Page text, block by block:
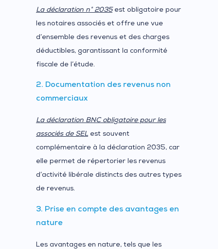
La déclaration n° 2035est obligatoire pour
les notaires associés et offre une vue
d’ensemble des revenus et des charges
déductibles, garantissant la conformité
fiscale de l’étude.
2. Documentation des revenus non
commerciaux
La déclaration BNC obligatoire pour les
associés de SEL est souvent
complémentaire à la déclaration 2035, car
elle permet de répertorier les revenus
d’activité libérale distincts des autres types
de revenus.
3. Prise en compte des avantages en
nature
Les avantages en nature, tels que les